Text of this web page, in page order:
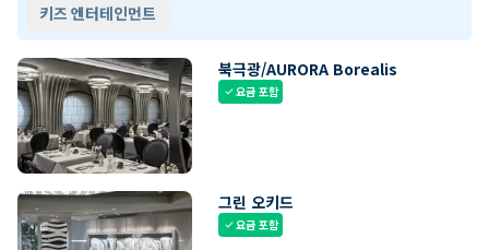
키즈 엔터테인먼트
북극광/AURORA Borealis
check요금 포함
그린 오키드
check요금 포함